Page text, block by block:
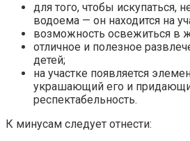
для того, чтобы искупаться,
водоема — он находится на
возможность освежиться в
отличное и полезное
детей;
на участке появляется
украшающий его и
респектабельность.
К минусам следует отнести: